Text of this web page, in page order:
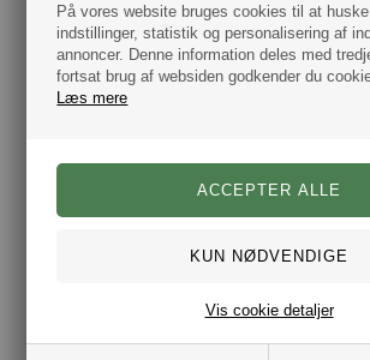
På vores website bruges cookies til at
indstillinger, statistik og personalisering af
annoncer. Denne information deles med
fortsat brug af websiden godkender du
Læs mere
Vis cookie detaljer